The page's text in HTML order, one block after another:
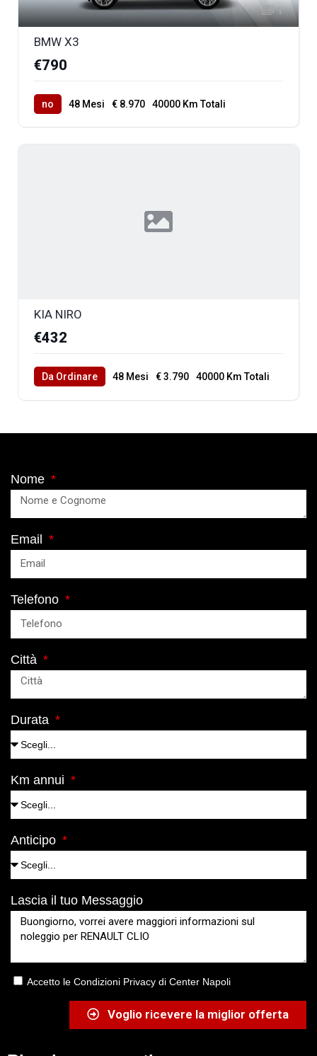
1
BMW X3
€790
no 48 Mesi € 8.970 40000 Km Totali
KIA NIRO
€432
Da Ordinare 48 Mesi € 3.790 40000 Km Totali
Nome
Email
Telefono
Città
Durata
Km annui
Anticipo
Lascia il tuo Messaggio
Accetto le Condizioni Privacy di Center Napoli
Voglio ricevere la miglior offerta